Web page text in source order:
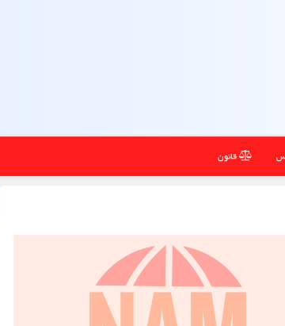
قانون